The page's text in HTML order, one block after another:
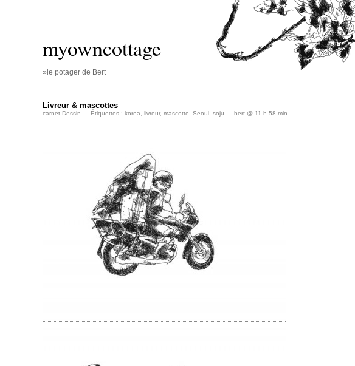
myowncottage
»le potager de Bert
Livreur & mascottes
carnet Dessin — Étiquettes : korea livreur, mascotte Seoul soju — bert @ 11 h 58 min